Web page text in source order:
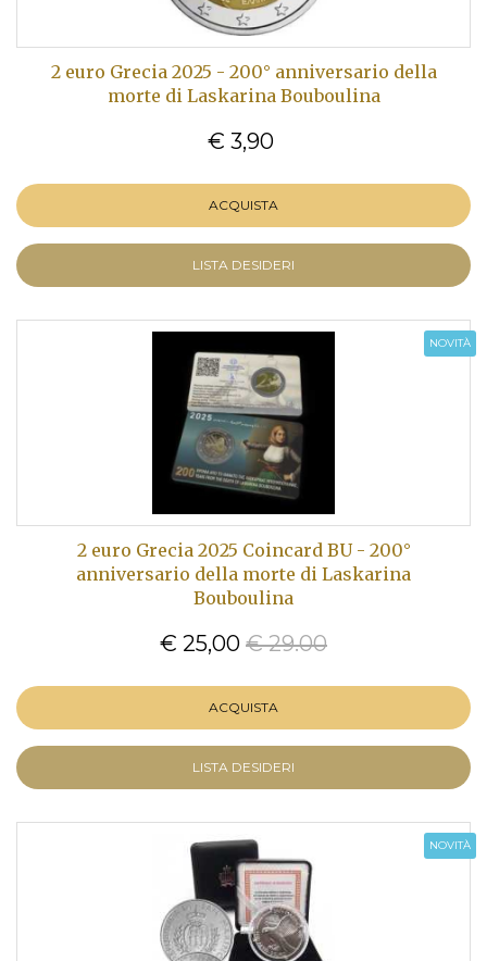
2 euro Grecia 2025 - 200° anniversario della
morte di Laskarina Bouboulina
€ 3,90
ACQUISTA
LISTA DESIDERI
NOVITÀ
2 euro Grecia 2025 Coincard BU - 200°
anniversario della morte di Laskarina
Bouboulina
€ 25,00 € 29.00
ACQUISTA
LISTA DESIDERI
NOVITÀ